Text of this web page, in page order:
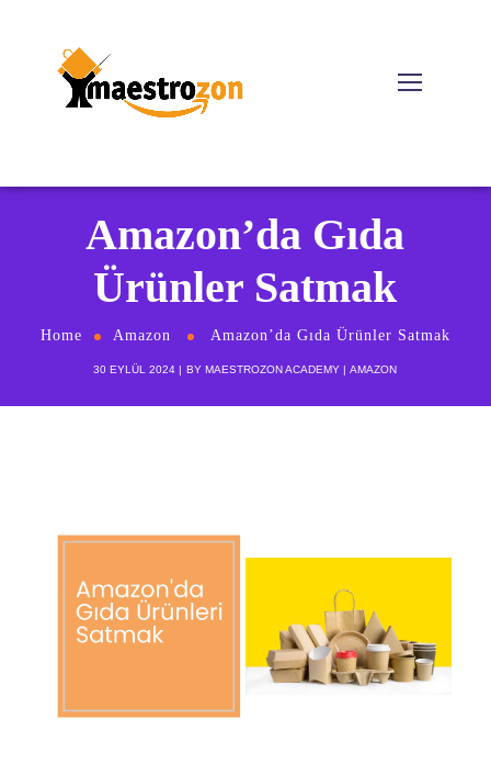
Amazon’da Gıda
Ürünler Satmak
Home Amazon Amazon’da Gıda Ürünler Satmak
30 EYLÜL 2024 BY MAESTROZON ACADEMY AMAZON